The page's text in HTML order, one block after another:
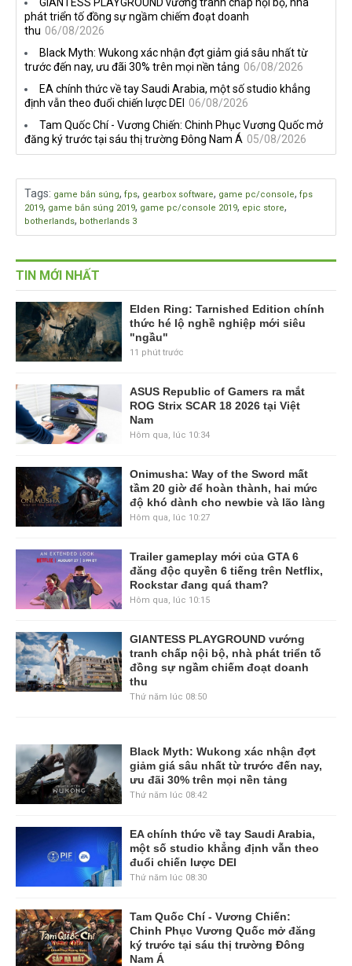
dành cho newbie và lão làng đang quá tham?
phát triển tố đồng sự ngầm chiếm đoạt doanh
thu 06/08/2026
Black Myth: Wukong xác nhận đợt giảm giá sâu nhất từ
trước đến nay, ưu đãi 30% trên mọi nền tảng 06/08/2026
EA chính thức về tay Saudi Arabia, một số studio khẳng
định vẫn theo đuổi chiến lược DEI 06/08/2026
Tam Quốc Chí - Vương Chiến: Chinh Phục Vương Quốc mở
đăng ký trước tại sáu thị trường Đông Nam Á 05/08/2026
Tags: game bắn súng, fps, gearbox software, game pc/console, fps
2019, game bắn súng 2019, game pc/console 2019, epic store,
botherlands, botherlands 3
TIN MỚI NHẤT
Elden Ring: Tarnished Edition chính
thức hé lộ nghề nghiệp mới siêu
"ngầu"
11 phút trước
ASUS Republic of Gamers ra mắt
ROG Strix SCAR 18 2026 tại Việt
Nam
Hôm qua, lúc 10:34
Onimusha: Way of the Sword mất
tầm 20 giờ để hoàn thành, hai mức
độ khó dành cho newbie và lão làng
Hôm qua, lúc 10:27
Trailer gameplay mới của GTA 6
đăng độc quyền 6 tiếng trên Netflix,
Rockstar đang quá tham?
Hôm qua, lúc 10:15
GIANTESS PLAYGROUND vướng
tranh chấp nội bộ, nhà phát triển tố
đồng sự ngầm chiếm đoạt doanh
thu
Thứ năm lúc 08:50
Black Myth: Wukong xác nhận đợt
giảm giá sâu nhất từ trước đến nay,
ưu đãi 30% trên mọi nền tảng
Thứ năm lúc 08:42
EA chính thức về tay Saudi Arabia,
một số studio khẳng định vẫn theo
đuổi chiến lược DEI
Thứ năm lúc 08:30
Tam Quốc Chí - Vương Chiến:
Chinh Phục Vương Quốc mở đăng
ký trước tại sáu thị trường Đông
Nam Á